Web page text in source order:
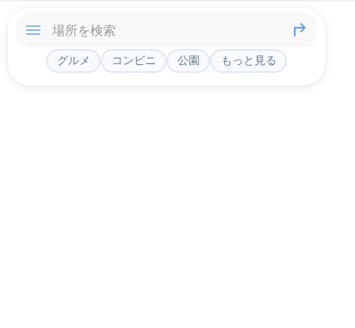
グルメ コンビニ 公園 もっと見る